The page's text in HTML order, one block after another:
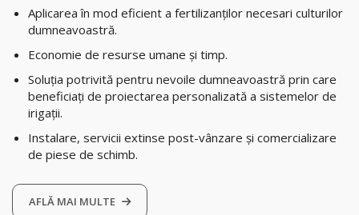
Aplicarea în mod eficient a fertilizanților necesari culturilor
dumneavoastră.
Economie de resurse umane și timp.
Soluția potrivită pentru nevoile dumneavoastră prin care
beneficiați de proiectarea personalizată a sistemelor de
irigații.
Instalare, servicii extinse post-vânzare și comercializare
de piese de schimb.
AFLĂ MAI MULTE